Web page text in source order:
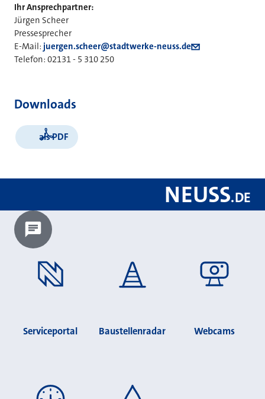
Ihr Ansprechpartner:
Jürgen Scheer
Pressesprecher
E-Mail: juergen.scheer@stadtwerke-neuss.de
Telefon: 02131 - 5 310 250
Downloads
als PDF
NEUSS.DE
Chatbot laden?
Serviceportal Baustellenradar Webcams